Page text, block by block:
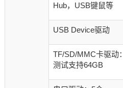
Hub，USB键鼠等
USB Device驱动
TF/SD/MMC卡驱动：
测试支持64GB